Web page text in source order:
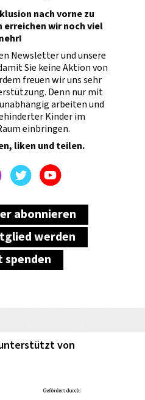
nach vorne zu
erreichen wir noch viel
Newsletter und unsere
Sie keine Aktion von
freuen wir uns sehr
Denn nur mit
arbeiten und
Kinder im
einbringen.
liken und teilen.
InstagramTwitterYoutube
abonnieren
werden
von